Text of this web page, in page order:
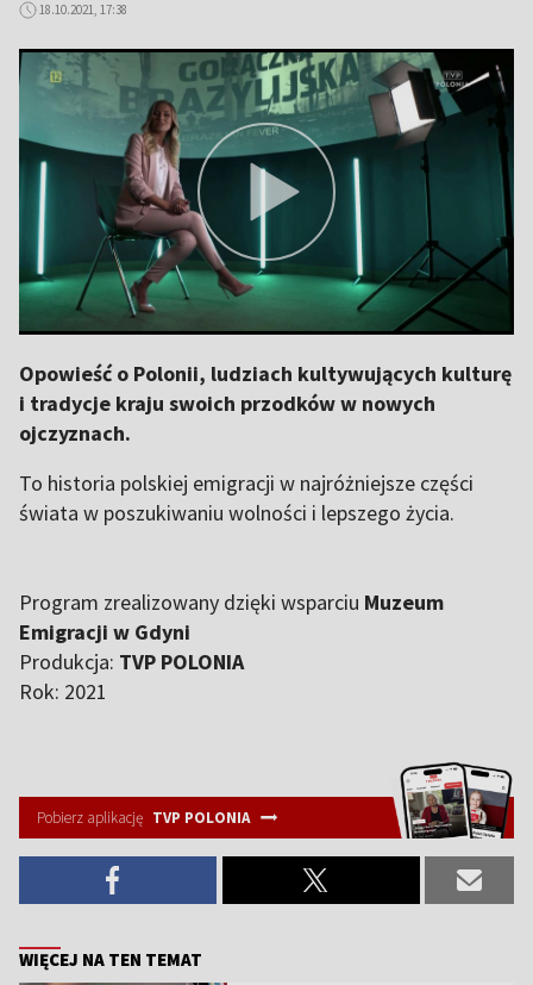
18.10.2021, 17:38
Opowieść o Polonii, ludziach kultywujących kulturę
i tradycje kraju swoich przodków w nowych
ojczyznach.
To historia polskiej emigracji w najróżniejsze części
świata w poszukiwaniu wolności i lepszego życia.
Program zrealizowany dzięki wsparciu Muzeum
Emigracji w Gdyni
Produkcja: TVP POLONIA
Rok: 2021
Pobierz aplikację TVP POLONIA
WIĘCEJ NA TEN TEMAT